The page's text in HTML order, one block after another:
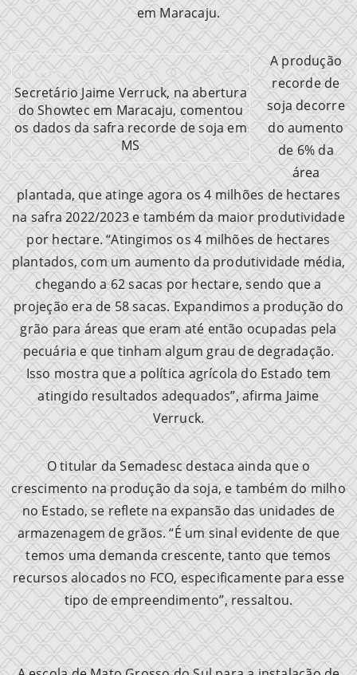
em Maracaju.
Secretário Jaime Verruck, na abertura
do Showtec em Maracaju, comentou
os dados da safra recorde de soja em
MS
A produção
recorde de
soja decorre
do aumento
de 6% da
área
plantada, que atinge agora os 4 milhões de hectares
na safra 2022/2023 e também da maior produtividade
por hectare. “Atingimos os 4 milhões de hectares
plantados, com um aumento da produtividade média,
chegando a 62 sacas por hectare, sendo que a
projeção era de 58 sacas. Expandimos a produção do
grão para áreas que eram até então ocupadas pela
pecuária e que tinham algum grau de degradação.
Isso mostra que a política agrícola do Estado tem
atingido resultados adequados”, afirma Jaime
Verruck.
O titular da Semadesc destaca ainda que o
crescimento na produção da soja, e também do milho
no Estado, se reflete na expansão das unidades de
armazenagem de grãos. “É um sinal evidente de que
temos uma demanda crescente, tanto que temos
recursos alocados no FCO, especificamente para esse
tipo de empreendimento”, ressaltou.